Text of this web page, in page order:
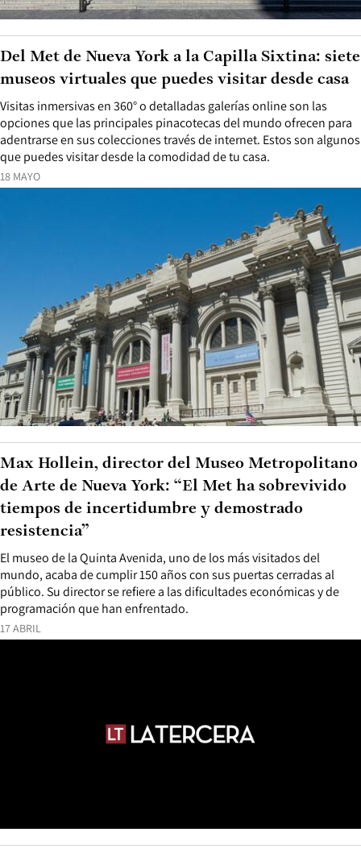
18 MAYO
Visitas inmersivas en 360° o detalladas galerías online son las
opciones que las principales pinacotecas del mundo ofrecen para
adentrarse en sus colecciones través de internet. Estos son algunos
que puedes visitar desde la comodidad de tu casa.
Del Met de Nueva York a la Capilla Sixtina: siete
museos virtuales que puedes visitar desde casa
17 ABRIL
El museo de la Quinta Avenida, uno de los más visitados del
mundo, acaba de cumplir 150 años con sus puertas cerradas al
público. Su director se refiere a las dificultades económicas y de
programación que han enfrentado.
Max Hollein, director del Museo Metropolitano
de Arte de Nueva York: “El Met ha sobrevivido
tiempos de incertidumbre y demostrado
resistencia”